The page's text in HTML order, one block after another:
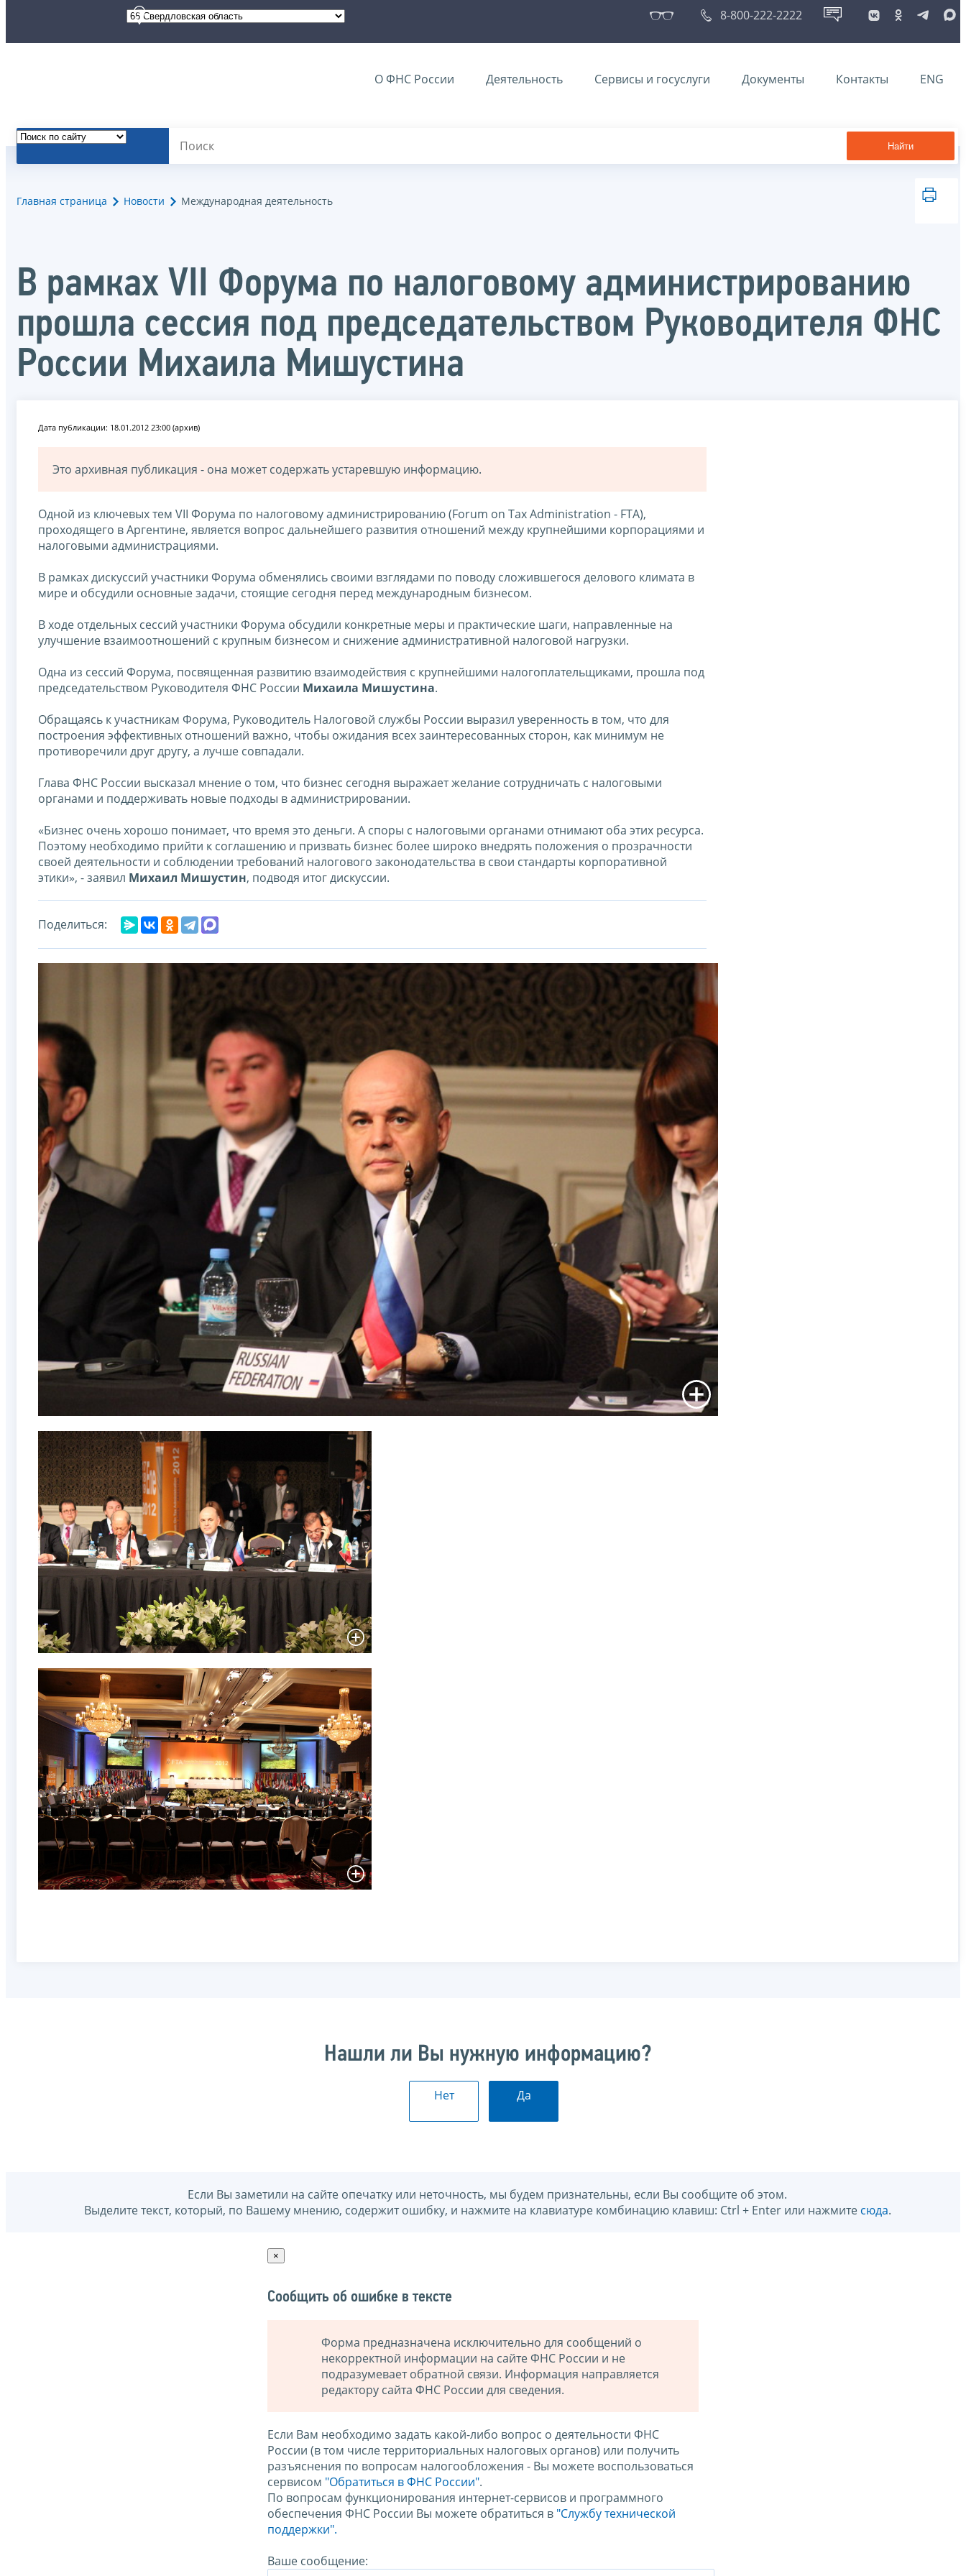
8-800-222-2222
О ФНС России Деятельность Сервисы и госуслуги Документы Контакты ENG
Найти
Главная страница Новости Международная деятельность
В рамках VII Форума по налоговому администрированию
прошла сессия под председательством Руководителя ФНС
России Михаила Мишустина
Дата публикации: 18.01.2012 23:00 (архив)
Это архивная публикация - она может содержать устаревшую информацию.
Одной из ключевых тем VII Форума по налоговому администрированию (Forum on Tax Administration - FTA),
проходящего в Аргентине, является вопрос дальнейшего развития отношений между крупнейшими корпорациями и
налоговыми администрациями.
В рамках дискуссий участники Форума обменялись своими взглядами по поводу сложившегося делового климата в
мире и обсудили основные задачи, стоящие сегодня перед международным бизнесом.
В ходе отдельных сессий участники Форума обсудили конкретные меры и практические шаги, направленные на
улучшение взаимоотношений с крупным бизнесом и снижение административной налоговой нагрузки.
Одна из сессий Форума, посвященная развитию взаимодействия с крупнейшими налогоплательщиками, прошла под
председательством Руководителя ФНС России Михаила Мишустина.
Обращаясь к участникам Форума, Руководитель Налоговой службы России выразил уверенность в том, что для
построения эффективных отношений важно, чтобы ожидания всех заинтересованных сторон, как минимум не
противоречили друг другу, а лучше совпадали.
Глава ФНС России высказал мнение о том, что бизнес сегодня выражает желание сотрудничать с налоговыми
органами и поддерживать новые подходы в администрировании.
«Бизнес очень хорошо понимает, что время это деньги. А споры с налоговыми органами отнимают оба этих ресурса.
Поэтому необходимо прийти к соглашению и призвать бизнес более широко внедрять положения о прозрачности
своей деятельности и соблюдении требований налогового законодательства в свои стандарты корпоративной
этики», - заявил Михаил Мишустин, подводя итог дискуссии.
Поделиться:
Нашли ли Вы нужную информацию?
Нет Да
Если Вы заметили на сайте опечатку или неточность, мы будем признательны, если Вы сообщите об этом.
Выделите текст, который, по Вашему мнению, содержит ошибку, и нажмите на клавиатуре комбинацию клавиш: Ctrl + Enter или нажмите сюда.
×
Сообщить об ошибке в тексте
Форма предназначена исключительно для сообщений о
некорректной информации на сайте ФНС России и не
подразумевает обратной связи. Информация направляется
редактору сайта ФНС России для сведения.
Если Вам необходимо задать какой-либо вопрос о деятельности ФНС
России (в том числе территориальных налоговых органов) или получить
разъяснения по вопросам налогообложения - Вы можете воспользоваться
сервисом "Обратиться в ФНС России".
По вопросам функционирования интернет-сервисов и программного
обеспечения ФНС России Вы можете обратиться в "Службу технической
поддержки".
Ваше сообщение: